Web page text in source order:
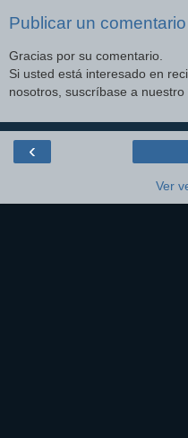
Publicar un comentario
Gracias por su comentario.
Si usted está interesado en
nosotros, suscríbase a nuestro
‹
Ver